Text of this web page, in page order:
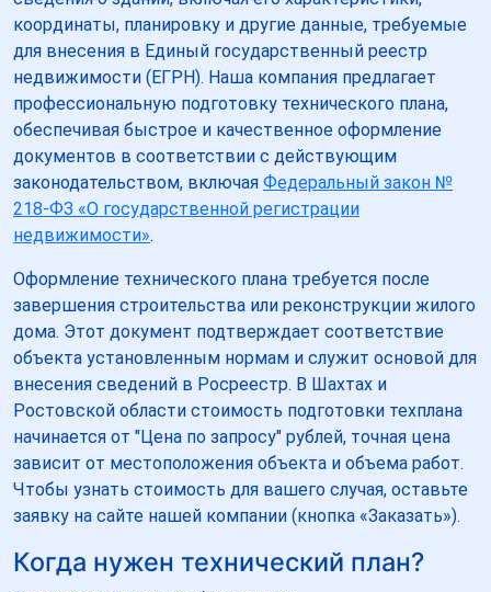
координаты, планировку и другие данные, требуемые
для внесения в Единый государственный реестр
недвижимости (ЕГРН). Наша компания предлагает
профессиональную подготовку технического плана,
обеспечивая быстрое и качественное оформление
документов в соответствии с действующим
законодательством, включая Федеральный закон №
218-ФЗ «О государственной регистрации
недвижимости».
Оформление технического плана требуется после
завершения строительства или реконструкции жилого
дома. Этот документ подтверждает соответствие
объекта установленным нормам и служит основой для
внесения сведений в Росреестр. В Шахтах и
Ростовской области стоимость подготовки техплана
начинается от "Цена по запросу" рублей, точная цена
зависит от местоположения объекта и объема работ.
Чтобы узнать стоимость для вашего случая, оставьте
заявку на сайте нашей компании (кнопка «Заказать»).
Когда нужен технический план?